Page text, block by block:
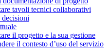
tavoli tecnici collaborativi
decisioni
il progetto e la sua gestione
il contesto d’uso del servizio